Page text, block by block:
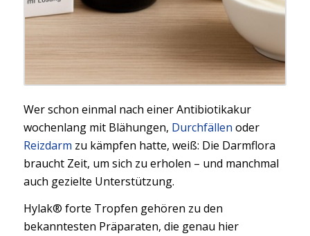
Wer schon einmal nach einer Antibiotikakur
wochenlang mit Blähungen, Durchfällen oder
Reizdarm zu kämpfen hatte, weiß: Die Darmflora
braucht Zeit, um sich zu erholen – und manchmal
auch gezielte Unterstützung.
Hylak® forte Tropfen gehören zu den
bekanntesten Präparaten, die genau hier